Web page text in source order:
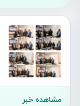
مشاهده خبر